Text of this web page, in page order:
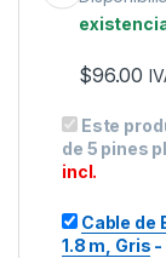
$96.00
Este
de 5 pines
incl.
Cable de
1.8 m, Gris -